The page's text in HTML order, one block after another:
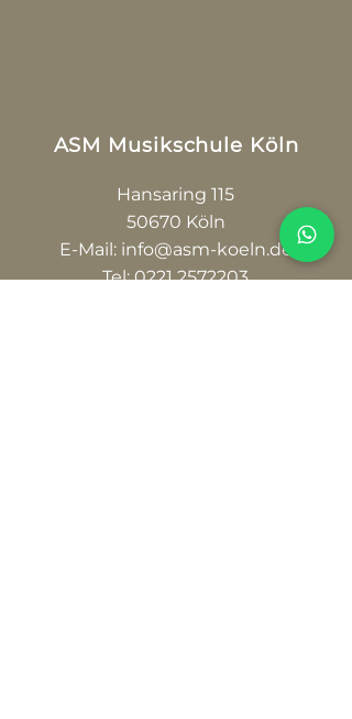
ASM Musikschule Köln
Hansaring 115
50670 Köln
E-Mail: info@asm-koeln.de
Tel:0221 2572203